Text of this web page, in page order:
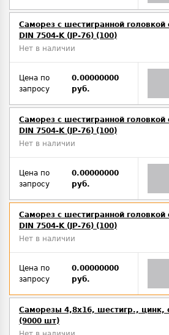
Саморез с шестигранной
DIN 7504-K (JP-76) (100)
Нет в наличии
Цена по
запросу
0.00000000
руб.
Саморез с шестигранной
DIN 7504-K (JP-76) (100)
Нет в наличии
Цена по
запросу
0.00000000
руб.
Саморез с шестигранной
DIN 7504-K (JP-76) (100)
Нет в наличии
Цена по
запросу
0.00000000
руб.
Саморезы 4,8х16, шестигр., цинк,
(9000 шт)